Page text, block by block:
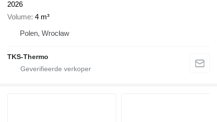
2026
Volume 4 m³
Polen, Wrocław
TKS-Thermo